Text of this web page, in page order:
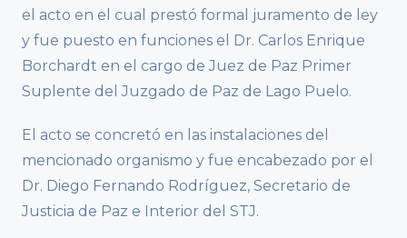
el acto en el cual prestó formal juramento de ley
y fue puesto en funciones el Dr. Carlos Enrique
Borchardt en el cargo de Juez de Paz Primer
Suplente del Juzgado de Paz de Lago Puelo.
El acto se concretó en las instalaciones del
mencionado organismo y fue encabezado por el
Dr. Diego Fernando Rodríguez, Secretario de
Justicia de Paz e Interior del STJ.